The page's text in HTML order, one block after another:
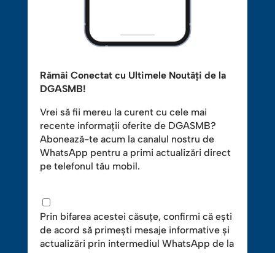
Rămâi Conectat cu Ultimele Noutăți de la
DGASMB!
Vrei să fii mereu la curent cu cele mai
recente informații oferite de DGASMB?
Abonează-te acum la canalul nostru de
WhatsApp pentru a primi actualizări direct
pe telefonul tău mobil.
Prin bifarea acestei căsuțe, confirmi că ești
de acord să primești mesaje informative și
actualizări prin intermediul WhatsApp de la